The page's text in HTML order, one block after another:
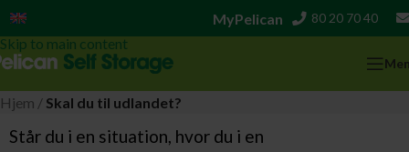
Skip to navigation
Skip to main content
MyPelican 80 20 70 40
Hjem / Skal du til udlandet?
Står du i en situation, hvor du i en